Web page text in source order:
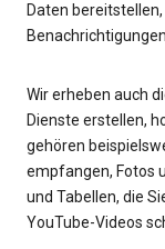
Daten
Wir erheben auch
Dienste erstellen,
gehören
empfangen, Fotos
und Tabellen, die
YouTube-Videos